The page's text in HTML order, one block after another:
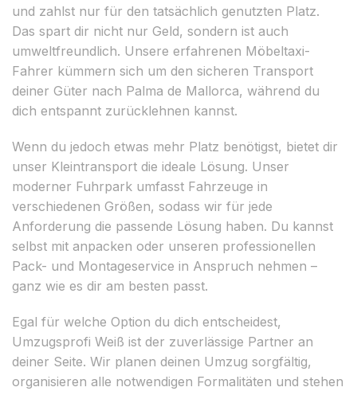
und zahlst nur für den tatsächlich genutzten Platz.
Das spart dir nicht nur Geld, sondern ist auch
umweltfreundlich. Unsere erfahrenen Möbeltaxi-
Fahrer kümmern sich um den sicheren Transport
deiner Güter nach Palma de Mallorca, während du
dich entspannt zurücklehnen kannst.
Wenn du jedoch etwas mehr Platz benötigst, bietet dir
unser Kleintransport die ideale Lösung. Unser
moderner Fuhrpark umfasst Fahrzeuge in
verschiedenen Größen, sodass wir für jede
Anforderung die passende Lösung haben. Du kannst
selbst mit anpacken oder unseren professionellen
Pack- und Montageservice in Anspruch nehmen –
ganz wie es dir am besten passt.
Egal für welche Option du dich entscheidest,
Umzugsprofi Weiß ist der zuverlässige Partner an
deiner Seite. Wir planen deinen Umzug sorgfältig,
organisieren alle notwendigen Formalitäten und stehen